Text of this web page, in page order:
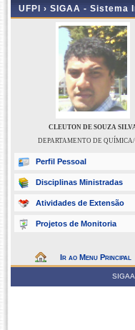
UFPI › SIGAA - Sistema
CLEUTON DE SOUZA
DEPARTAMENTO DE QUÍMICA/
Perfil Pessoal
Disciplinas Ministradas
Atividades de Extensão
Projetos de Monitoria
Ir ao Menu Principal